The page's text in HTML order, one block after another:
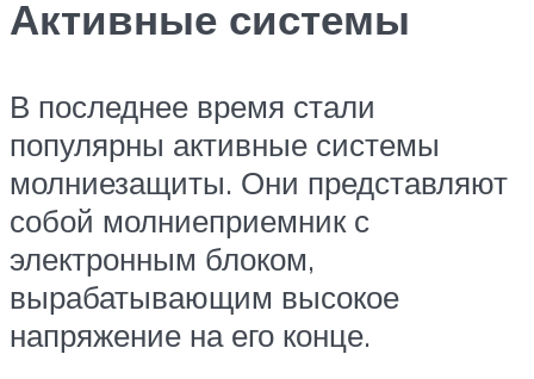
Активные системы
В последнее время стали
популярны активные системы
молниезащиты. Они представляют
собой молниеприемник с
электронным блоком,
вырабатывающим высокое
напряжение на его конце.